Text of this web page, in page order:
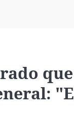
Vasco